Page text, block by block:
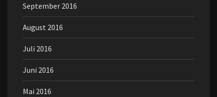
September 2016
August 2016
Juli 2016
Juni 2016
Mai 2016